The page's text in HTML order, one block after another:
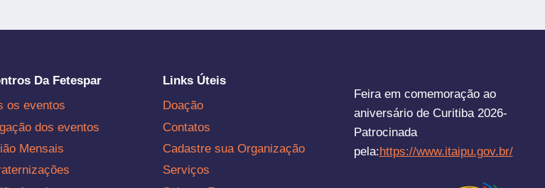
Da Fetespar
os eventos
dos eventos
Mensais
Links Úteis
Doação
Contatos
Cadastre sua Organização
Serviços
Feira em comemoração ao
aniversário de Curitiba 2026-
Patrocinada
pela:https://www.itaipu.gov.br/